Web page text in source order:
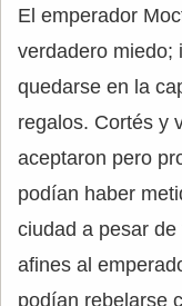
El emperador
verdadero miedo;
quedarse en la
regalos. Cortés y
aceptaron pero
podían haber
ciudad a pesar
afines al
podían rebelarse